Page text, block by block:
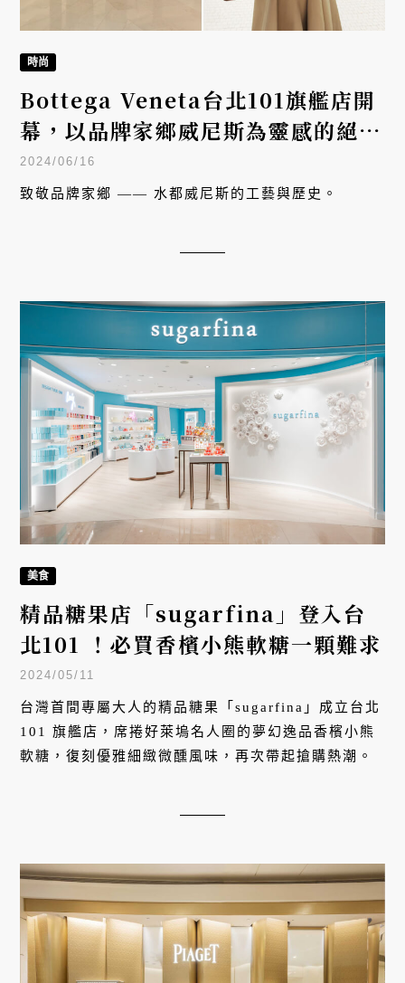
時尚
Bottega Veneta台北101旗艦店開
幕，以品牌家鄉威尼斯為靈感的絕美
裝潢別有洞天
2024/06/16
致敬品牌家鄉 —— 水都威尼斯的工藝與歷史。
美食
精品糖果店「sugarfina」登入台
北101 ！必買香檳小熊軟糖一顆難求
2024/05/11
台灣首間專屬大人的精品糖果「sugarfina」成立台北
101 旗艦店，席捲好萊塢名人圈的夢幻逸品香檳小熊
軟糖，復刻優雅細緻微醺風味，再次帶起搶購熱潮。